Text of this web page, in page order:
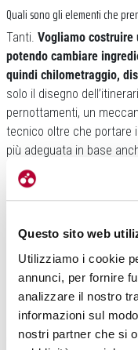
Questo sito web
Utilizziamo i cookie
annunci, per fornire
analizzare il nostro
informazioni sul
nostri partner che si
Quali sono gli elementi che
Tanti. Vogliamo costruire
potendo cambiare
quindi chilometraggio,
solo il disegno
pernottamenti, un
tecnico oltre che portare
più adeguata in base
interlocutore. Alcuni
ma perché in compagnia
Come siete arrivati ad avere